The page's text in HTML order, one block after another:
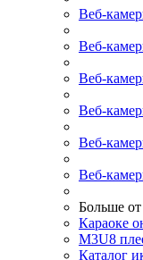
Веб-
Веб-
Веб-
Веб-
Веб-
Веб-
Больше
Караоке
M3U8
Каталог